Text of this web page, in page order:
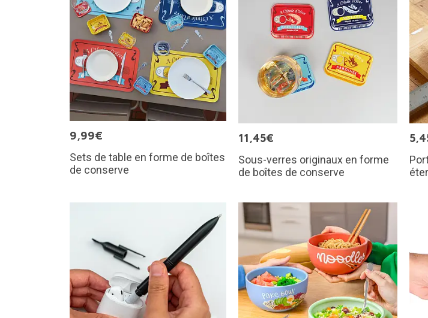
9,99€
Sets de table en forme de boîtes
de conserve
11,45€
Sous-verres originaux en forme
de boîtes de conserve